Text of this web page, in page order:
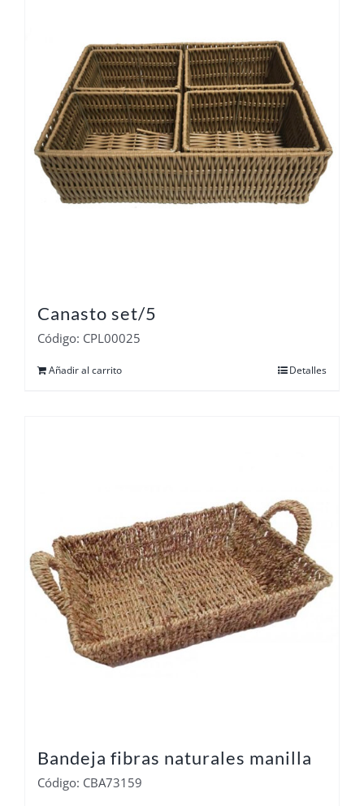
Canasto set/5
Código: CPL00025
Añadir al carrito Detalles
Bandeja fibras naturales manilla
Código: CBA73159